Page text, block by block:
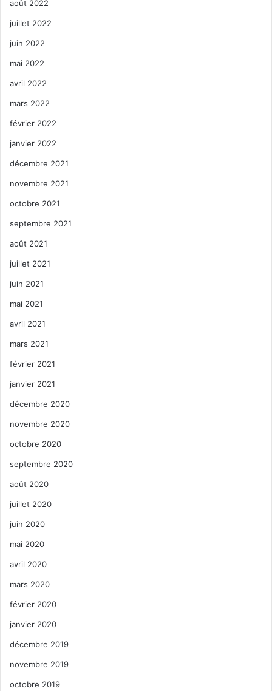
août 2022
juillet 2022
juin 2022
mai 2022
avril 2022
mars 2022
février 2022
janvier 2022
décembre 2021
novembre 2021
octobre 2021
septembre 2021
août 2021
juillet 2021
juin 2021
mai 2021
avril 2021
mars 2021
février 2021
janvier 2021
décembre 2020
novembre 2020
octobre 2020
septembre 2020
août 2020
juillet 2020
juin 2020
mai 2020
avril 2020
mars 2020
février 2020
janvier 2020
décembre 2019
novembre 2019
octobre 2019